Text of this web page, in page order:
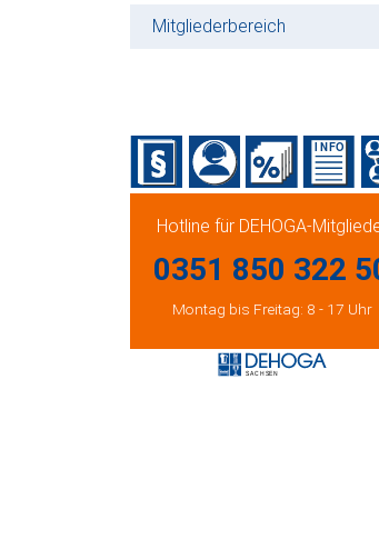
Mitgliederbereich
Hotline für DEHOGA-
0351 850 322
Montag bis Freitag: 8 - 17 Uhr